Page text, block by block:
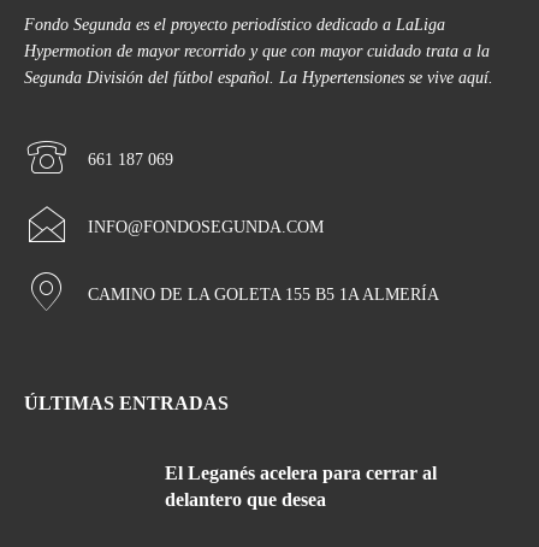
Fondo Segunda es el proyecto periodístico dedicado a LaLiga
Hypermotion de mayor recorrido y que con mayor cuidado trata a la
Segunda División del fútbol español. La Hypertensiones se vive aquí.
661 187 069
INFO@FONDOSEGUNDA.COM
CAMINO DE LA GOLETA 155 B5 1A ALMERÍA
ÚLTIMAS ENTRADAS
El Leganés acelera para cerrar al
delantero que desea